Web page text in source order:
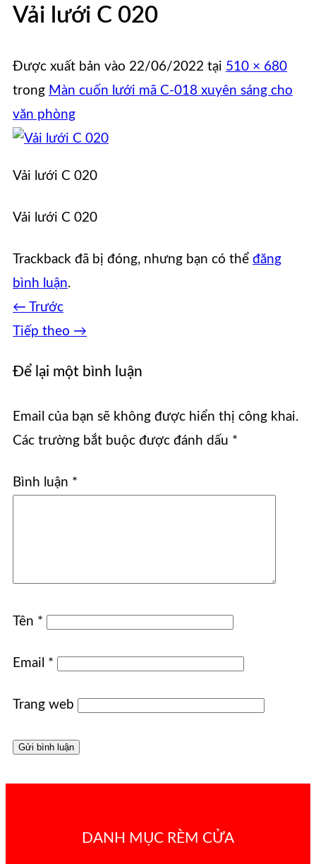
Vải lưới C 020
Được xuất bản vào 22/06/2022 tại 510 × 680
trong Màn cuốn lưới mã C-018 xuyên sáng cho
văn phòng
Vải lưới C 020
Vải lưới C 020
Trackback đã bị đóng, nhưng bạn có thể đăng
bình luận.
← Trước
Tiếp theo →
Để lại một bình luận
Email của bạn sẽ không được hiển thị công khai.
Các trường bắt buộc được đánh dấu *
Bình luận *
Tên *
Email *
Trang web
DANH MỤC RÈM CỬA